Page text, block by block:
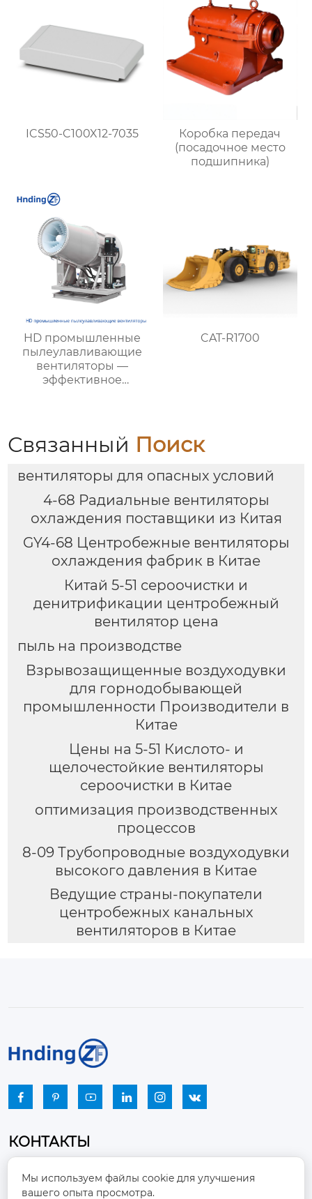
долговечность |
Купить вентиляцию
для металлургии,
химической и
горнодобывающей
промышленности
ICS50-C100X12-7035
Коробка передач
(посадочное место
подшипника)
HD промышленные
пылеулавливающие
вентиляторы —
эффективное
производственных
объектах
CAT-R1700
Связанный Поиск
вентиляторы для опасных условий
4-68 Радиальные вентиляторы
охлаждения поставщики из Китая
GY4-68 Центробежные вентиляторы
охлаждения фабрик в Китае
Китай 5-51 сероочистки и
денитрификации центробежный
вентилятор цена
пыль на производстве
Взрывозащищенные воздуходувки
для горнодобывающей
промышленности Производители в
Китае
Цены на 5-51 Кислото- и
щелочестойкие вентиляторы
сероочистки в Китае
оптимизация производственных
процессов
8-09 Трубопроводные воздуходувки
высокого давления в Китае
Ведущие страны-покупатели
центробежных канальных
вентиляторов в Китае
     
КОНТАКТЫ

Промышленный парк, город Наньцзяо,
район Чжоуцунь, город Цзыбо, провинция
Мы используем файлы cookie для улучшения
вашего опыта просмотра.